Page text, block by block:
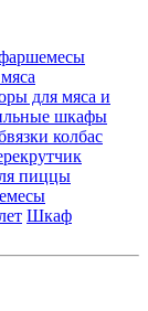
для мяса и
шкафы
колбас
пиццы
Шкаф